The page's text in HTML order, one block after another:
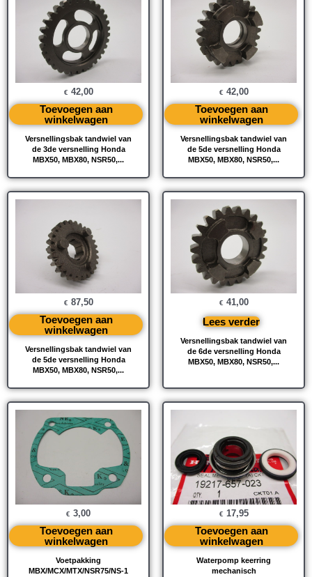
Versnellingsbak tandwiel van
de 3de versnelling Honda
MBX50, MBX80, NSR50,...
€ 42,00
Toevoegen aan
winkelwagen
Versnellingsbak tandwiel van
de 5de versnelling Honda
MBX50, MBX80, NSR50,...
€ 42,00
Toevoegen aan
winkelwagen
Versnellingsbak tandwiel van
de 5de versnelling Honda
MBX50, MBX80, NSR50,...
€ 87,50
Toevoegen aan
winkelwagen
Versnellingsbak tandwiel van
de 6de versnelling Honda
MBX50, MBX80, NSR50,...
€ 41,00
Lees verder
Voetpakking
MBX/MCX/MTX/NSR75/NS-1
€ 3,00
Toevoegen aan
winkelwagen
Waterpomp keerring
mechanisch
€ 17,95
Toevoegen aan
winkelwagen